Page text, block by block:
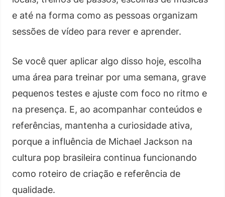
e até na forma como as pessoas organizam
sessões de vídeo para rever e aprender.
Se você quer aplicar algo disso hoje, escolha
uma área para treinar por uma semana, grave
pequenos testes e ajuste com foco no ritmo e
na presença. E, ao acompanhar conteúdos e
referências, mantenha a curiosidade ativa,
porque a influência de Michael Jackson na
cultura pop brasileira continua funcionando
como roteiro de criação e referência de
qualidade.